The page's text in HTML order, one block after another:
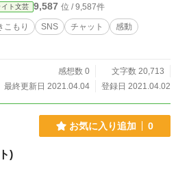
イト文芸 9,587 位 / 9,587件
こもり SNS チャット
感動
感想数 0
文字数 20,713
最終更新日 2021.04.04
登録日 2021.04.02
お気に入り追加 0
)